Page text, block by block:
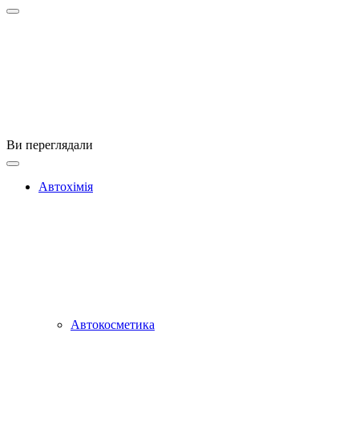
Ви переглядали
Автохімія
Автокосметика